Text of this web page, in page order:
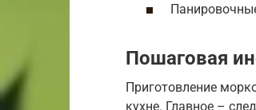
Пошаговая
Приготовление
кухне. Главное –